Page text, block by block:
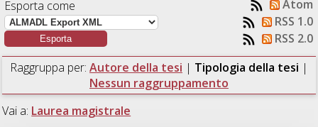
Esporta come
Atom
RSS 1.0
RSS 2.0
Raggruppa per: Autore della tesi | Tipologia della tesi |
Nessun raggruppamento
Vai a: Laurea magistrale